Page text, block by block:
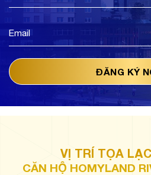
VỊ TRÍ TỌA
CĂN HỘ HOMYLAND